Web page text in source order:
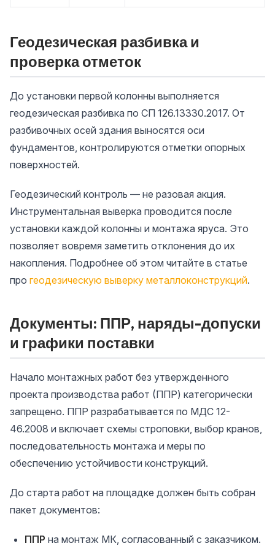
Геодезическая разбивка и
проверка отметок
До установки первой колонны выполняется
геодезическая разбивка по СП 126.13330.2017. От
разбивочных осей здания выносятся оси
фундаментов, контролируются отметки опорных
поверхностей.
Геодезический контроль — не разовая акция.
Инструментальная выверка проводится после
установки каждой колонны и монтажа яруса. Это
позволяет вовремя заметить отклонения до их
накопления. Подробнее об этом читайте в статье
про геодезическую выверку металлоконструкций.
Документы: ППР, наряды-допуски
и графики поставки
Начало монтажных работ без утвержденного
проекта производства работ (ППР) категорически
запрещено. ППР разрабатывается по МДС 12-
46.2008 и включает схемы строповки, выбор кранов,
последовательность монтажа и меры по
обеспечению устойчивости конструкций.
До старта работ на площадке должен быть собран
пакет документов:
ППР на монтаж МК, согласованный с заказчиком.